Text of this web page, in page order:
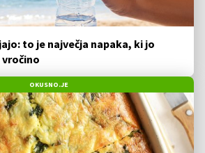
to je največja napaka, ki jo
OKUSNO.JE